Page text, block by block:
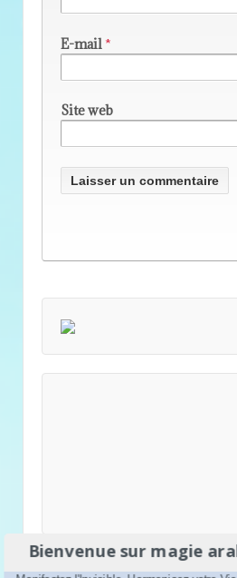
E-mail *
Site web
Bienvenue sur magie